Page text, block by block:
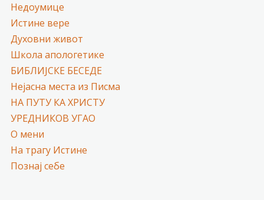
Недоумице
Истине вере
Духовни живот
Школа апологетике
БИБЛИЈСКЕ БЕСЕДЕ
Нејасна места из Писма
НА ПУТУ КА ХРИСТУ
УРЕДНИКОВ УГАО
О мени
На трагу Истине
Познај себе